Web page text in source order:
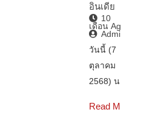
อินเดีย
10
เดือน Ago
Admin2
วันนี้ (7
ตุลาคม
2568) นา…
Read More